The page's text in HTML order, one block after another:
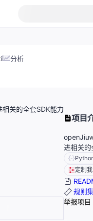
分析
关的全套SDK能力
项目
进相关的
定制
规则
举报项目